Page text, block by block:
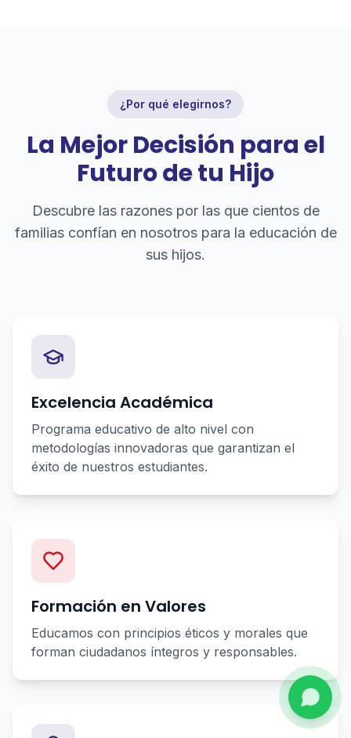
¿Por qué elegirnos?
La Mejor Decisión para el
Futuro de tu Hijo
Descubre las razones por las que cientos de
familias confían en nosotros para la educación de
sus hijos.
Excelencia Académica
Programa educativo de alto nivel con
metodologías innovadoras que garantizan el
éxito de nuestros estudiantes.
Formación en Valores
Educamos con principios éticos y morales que
forman ciudadanos íntegros y responsables.